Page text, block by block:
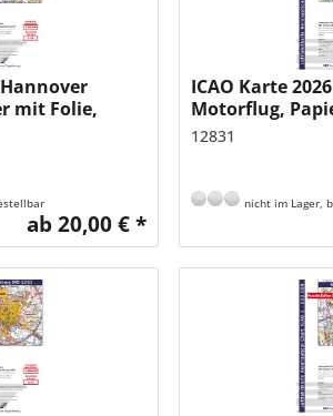
mit Folie,
mit...
ab 20,00 € *
ICAO Karte
Motorflug,
gefalzt,
12831
nicht im Lager,